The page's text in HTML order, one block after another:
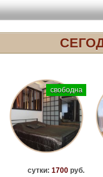
свободна
сутки: 1700руб.